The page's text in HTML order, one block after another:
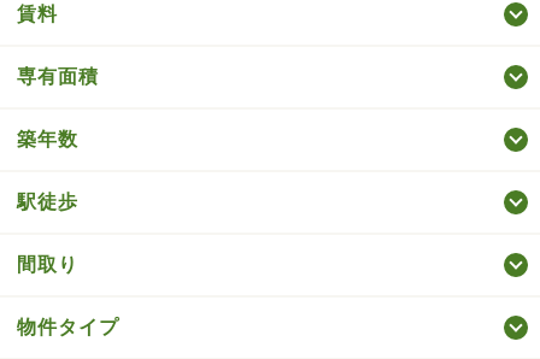
賃料
専有面積
築年数
駅徒歩
間取り
物件タイプ